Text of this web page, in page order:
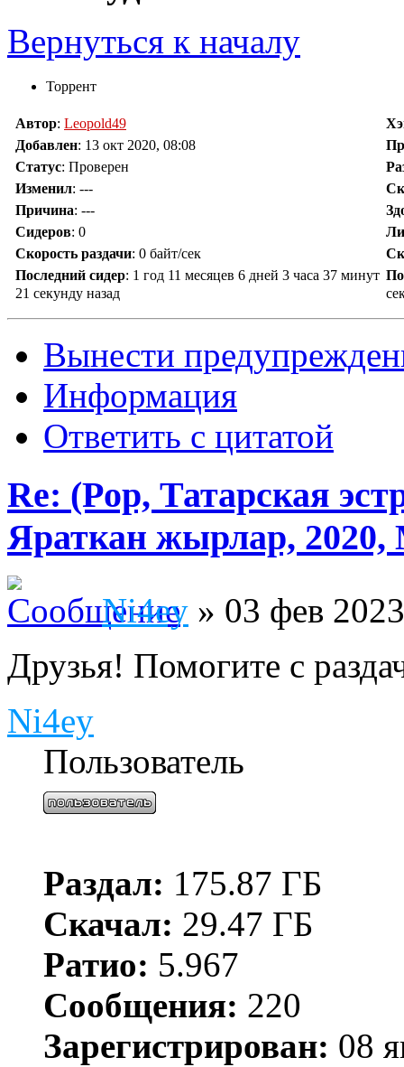
Вернуться к началу
Торрент
Автор: Leopold49
Добавлен: 13 окт 2020, 08:08
Статус: Проверен
Изменил: ---
Причина: ---
Сидеров: 0
Скорость раздачи: 0 байт/сек
Последний сидер: 1 год 11 месяцев 6 дней 3 часа 37 минут
21 секунду назад
Вынести
Информация
Ответить с цитатой
Re: (Pop, Татарская
Яраткан жырлар, 2020,
Ni4ey » 03 фев
Друзья! Помогите с
Ni4ey
Пользователь
Раздал: 175.87 ГБ
Скачал: 29.47 ГБ
Ратио: 5.967
Сообщения: 220
Зарегистрирован: 08